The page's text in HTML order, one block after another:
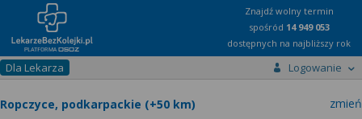
Znajdź wolny termin
spośród 14 949 053
dostępnych na najbliższy rok
Dla Lekarza Logowanie
zmień